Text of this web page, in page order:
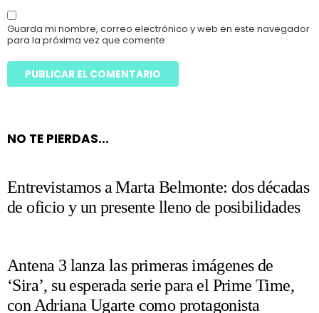
Guarda mi nombre, correo electrónico y web en este navegador
para la próxima vez que comente.
NO TE PIERDAS...
Entrevistamos a Marta Belmonte: dos décadas
de oficio y un presente lleno de posibilidades
Antena 3 lanza las primeras imágenes de
‘Sira’, su esperada serie para el Prime Time,
con Adriana Ugarte como protagonista